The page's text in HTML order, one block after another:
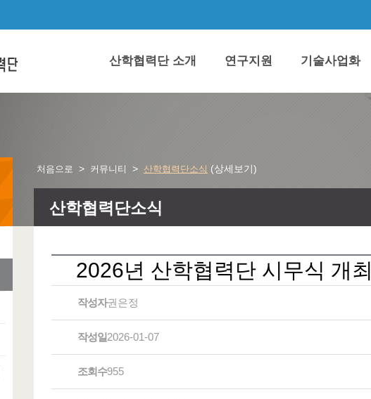
산학협력단 소개 연구지원 기술사업화
처음으로 > 커뮤니티 > 산학협력단소식 (상세보기)
산학협력단소식
2026년 산학협력단 시무식 개최
작성자권은정
작성일2026-01-07
조회수955